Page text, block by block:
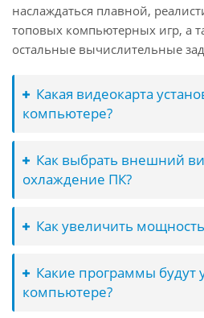
наслаждаться плавной,
топовых компьютерных игр, а
остальные вычислительные
Какая видеокарта
компьютере?
Как выбрать внешний
охлаждение ПК?
Как увеличить
Какие программы будут
компьютере?